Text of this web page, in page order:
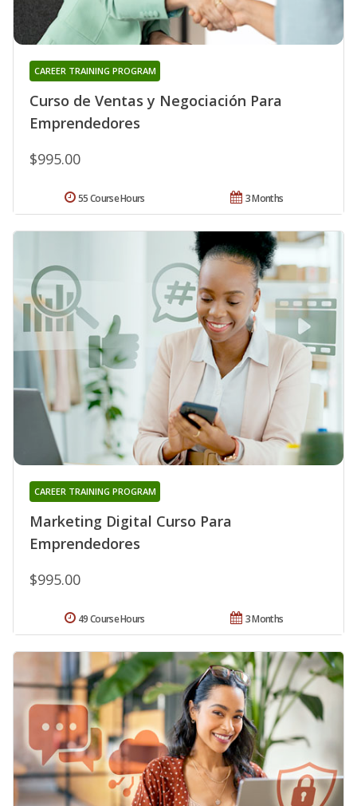
Curso de Ventas y Negociación Para
Emprendedores
CAREER TRAINING PROGRAM
$995.00
3 Months
55 Course Hours
Marketing Digital Curso Para
Emprendedores
CAREER TRAINING PROGRAM
$995.00
3 Months
49 Course Hours